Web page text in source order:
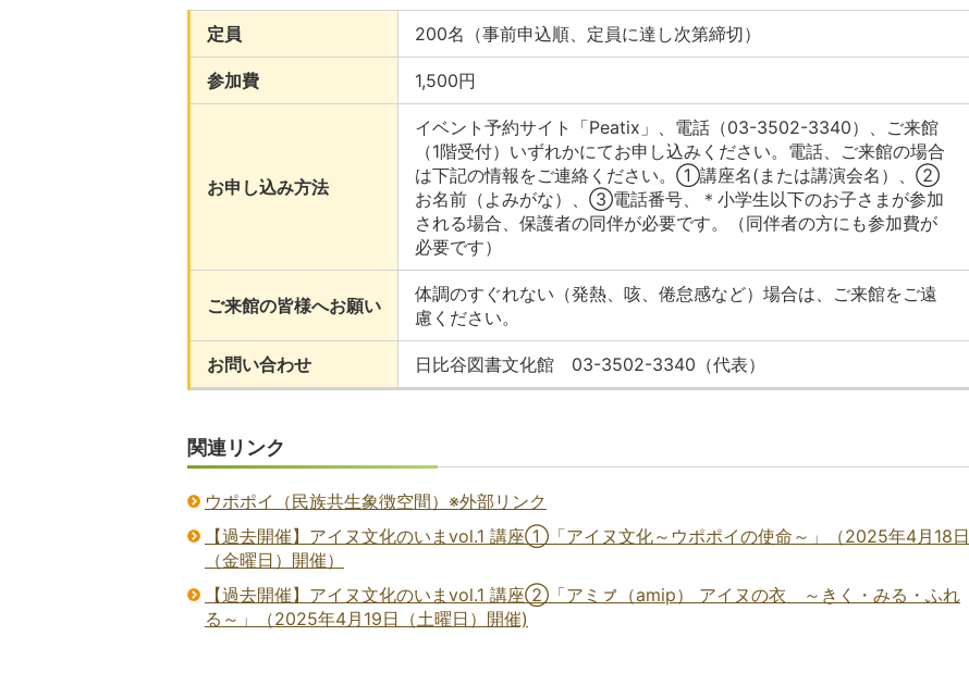
定員 200名（事前申込順、定員に達し次第締切）
参加費 1,500円
お申し込み方法
イベント予約サイト「Peatix」、電話（03-3502-3340）、ご来館
（1階受付）いずれかにてお申し込みください。電話、ご来館の場合
は下記の情報をご連絡ください。①講座名(または講演会名）、②
お名前（よみがな）、③電話番号、＊小学生以下のお子さまが参加
される場合、保護者の同伴が必要です。（同伴者の方にも参加費が
必要です）
ご来館の皆様へお願い
体調のすぐれない（発熱、咳、倦怠感など）場合は、ご来館をご遠
慮ください。
お問い合わせ 日比谷図書文化館 03-3502-3340（代表）
関連リンク
ウポポイ（民族共生象徴空間）※外部リンク
【過去開催】アイヌ文化のいまvol.1 講座①「アイヌ文化～ウポポイの使命～」（2025年4月18日
（金曜日）開催）
【過去開催】アイヌ文化のいまvol.1 講座②「アミㇷ゚（amip） アイヌの衣 ～きく・みる・ふれ
る～」（2025年4月19日（土曜日）開催)